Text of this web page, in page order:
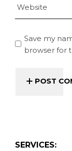
Save my
browser for
POST
SERVICES: